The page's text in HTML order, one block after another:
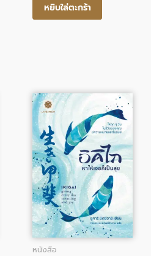
หยิบใส่ตะกร้า
หนังสือ
price
was:
250.00฿.
price
is:
205.00฿.